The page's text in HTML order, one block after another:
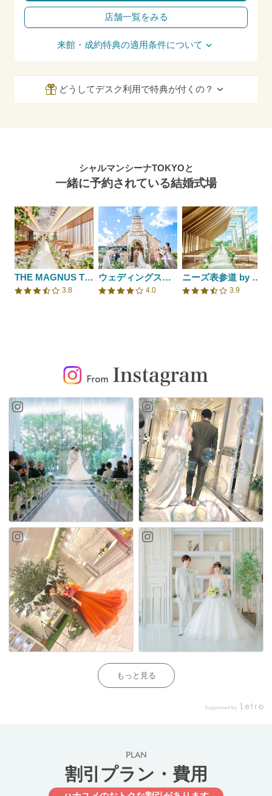
店舗一覧をみる
来館・成約特典の適用条件について
どうしてデスク利用で特典が付くの？
シャルマンシーナTOKYOと
一緒に予約されている結婚式場
THE MAGNUS TOKYO （ザ マグナス トウキョウ）
口コミ評価
3.8
ウェディングスホテル・ベルクラシック東京
口コミ評価
4.0
ニーズ表参道 by T&G WEDDING(旧 表参道TERRACE)
口コミ評価
3.9
もっと見る
Supported by
PLAN
割引プラン・費用